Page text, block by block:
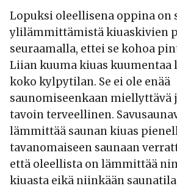
Lopuksi oleellisena oppina on
ylilämmittämistä kiuaskivien
seuraamalla, ettei se kohoa
Liian kuuma kiuas kuumentaa
koko kylpytilan. Se ei ole enää
saunomiseenkaan miellyttävä
tavoin terveellinen.
lämmittää saunan kiuas
tavanomaiseen saunaan
että oleellista on lämmittää
kiuasta eikä niinkään